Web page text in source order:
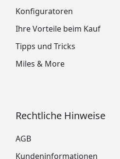
Konfiguratoren
Ihre Vorteile beim Kauf
Tipps und Tricks
Miles & More
Rechtliche Hinweise
AGB
Kundeninformationen